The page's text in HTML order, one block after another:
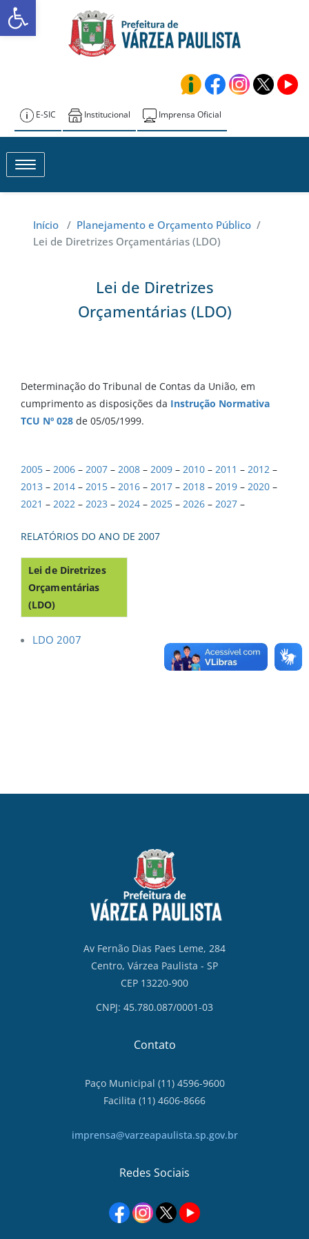
Skip
to
Transparência –
E-SIC Institucional Imprensa Oficial
Toggle navigation
Início / Planejamento e Orçamento Público /
Lei de Diretrizes Orçamentárias (LDO)
Lei de Diretrizes
Orçamentárias (LDO)
Determinação do Tribunal de Contas da União, em
cumprimento as disposições da Instrução Normativa
TCU Nº 028 de 05/05/1999.
2005 – 2006 – 2007 – 2008 – 2009 – 2010 – 2011 – 2012 –
2013 – 2014 – 2015 – 2016 – 2017 – 2018 – 2019 – 2020 –
2021 – 2022 – 2023 – 2024 – 2025 – 2026 – 2027 –
RELATÓRIOS DO ANO DE 2007
Lei de Diretrizes
Orçamentárias
(LDO)
LDO 2007
Av Fernão Dias Paes Leme, 284
Centro, Várzea Paulista - SP
CEP 13220-900
CNPJ: 45.780.087/0001-03
Contato
Paço Municipal (11) 4596-9600
Facilita (11) 4606-8666
imprensa@varzeapaulista.sp.gov.br
Redes Sociais